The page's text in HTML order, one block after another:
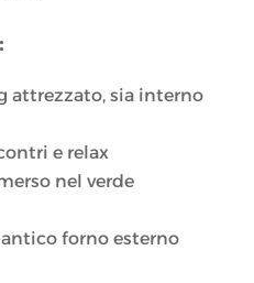
attrezzato, sia interno
e relax
nel verde
forno esterno